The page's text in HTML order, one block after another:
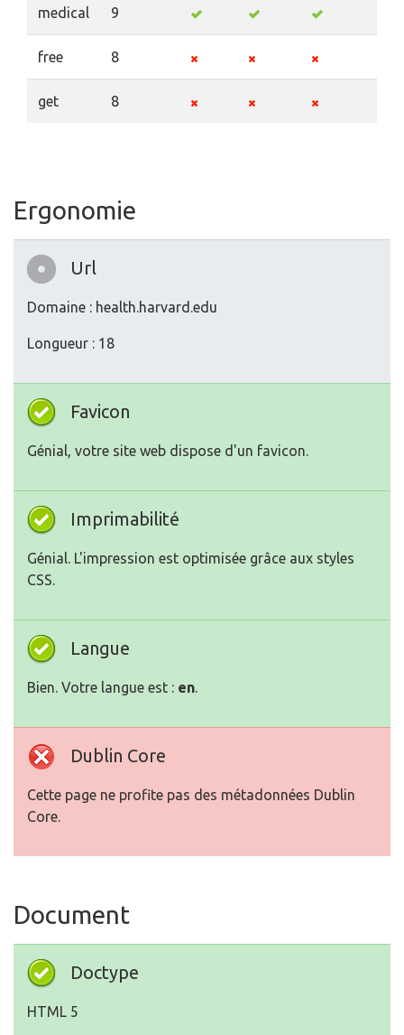
medical 9
free 8
get 8
Ergonomie
Url
Domaine : health.harvard.edu
Longueur : 18
Favicon
Génial, votre site web dispose d'un favicon.
Imprimabilité
Génial. L'impression est optimisée grâce aux styles
CSS.
Langue
Bien. Votre langue est : en.
Dublin Core
Cette page ne profite pas des métadonnées Dublin
Core.
Document
Doctype
HTML 5